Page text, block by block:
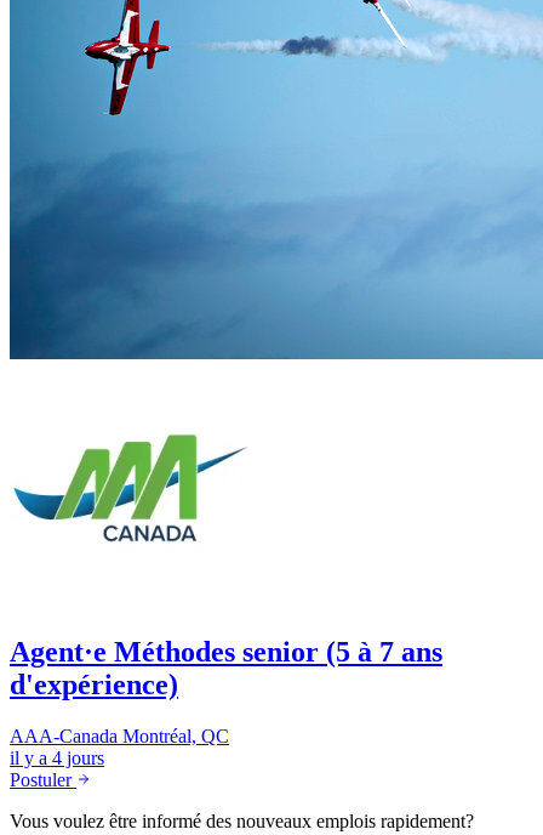
Agent·e Méthodes senior (5 à 7 ans
d'expérience)
AAA-Canada Montréal, QC
il y a 4 jours
Postuler
Vous voulez être informé des nouveaux emplois rapidement?